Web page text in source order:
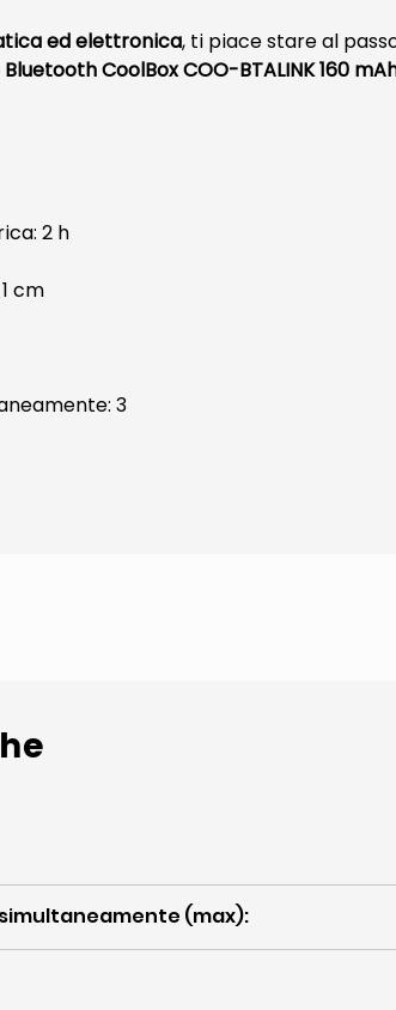
ed elettronica, ti piace stare al
CoolBox COO-BTALINK 160
2 h
cm
3
(max):